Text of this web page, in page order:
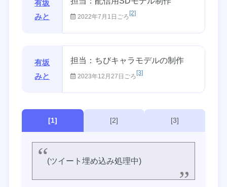
有坂
みと
2022年7月1日ごろ[2]
有坂
みと
担当：ちびキャラモデルの制作
2023年12月27日ごろ[3]
[1] [2] [3]
(ツイート埋め込み処理中)